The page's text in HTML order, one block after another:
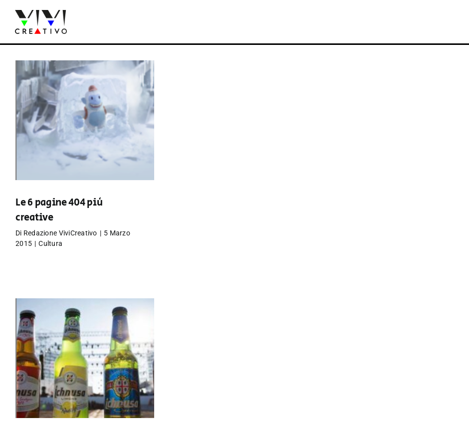
contenuto
Le 6 pagine 404 più
creative
Di Redazione ViviCreativo | 5 Marzo
2015 | Cultura